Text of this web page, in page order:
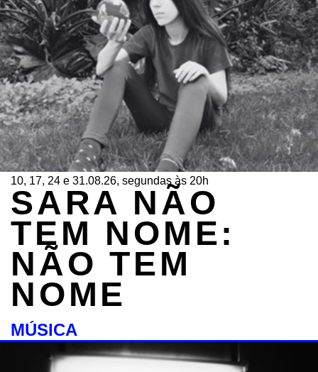
10, 17, 24 e 31.08.26, segundas às 20h
SARA NÃO
TEM NOME:
NÃO TEM
NOME
MÚSICA